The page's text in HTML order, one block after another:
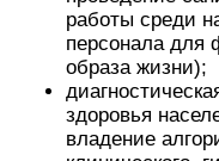
работы среди
персонала для
образа жизни);
здоровья
владение